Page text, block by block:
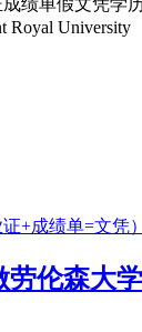
绩单假文凭学
Royal University
劳伦森